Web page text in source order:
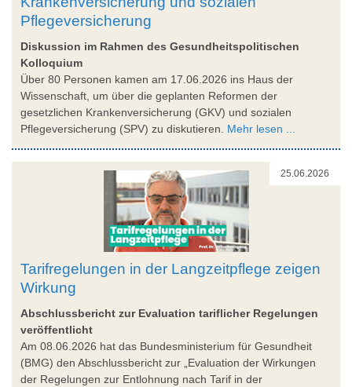
Pflegeversicherung
Diskussion im Rahmen des Gesundheitspolitischen
Kolloquium
Über 80 Personen kamen am 17.06.2026 ins Haus der
Wissenschaft, um über die geplanten Reformen der
gesetzlichen Krankenversicherung (GKV) und sozialen
Pflegeversicherung (SPV) zu diskutieren. Mehr lesen ...
25.06.2026
Tarifregelungen in der Langzeitpflege zeigen
Wirkung
Abschlussbericht zur Evaluation tariflicher Regelungen
veröffentlicht
Am 08.06.2026 hat das Bundesministerium für Gesundheit
(BMG) den Abschlussbericht zur „Evaluation der Wirkungen
der Regelungen zur Entlohnung nach Tarif in der